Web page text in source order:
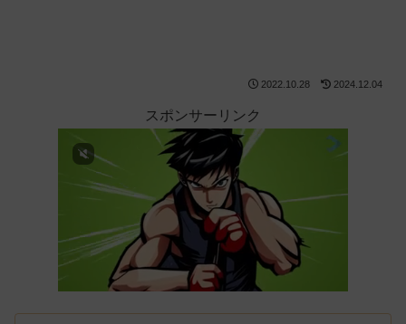
2022.10.28 2024.12.04
スポンサーリンク